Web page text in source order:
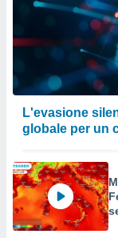
L'evasione
globale per un